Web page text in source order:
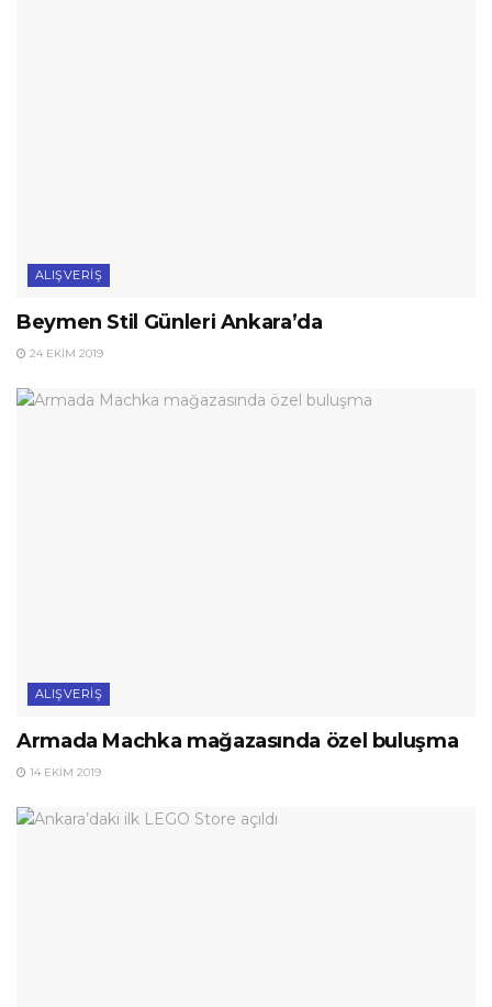
ALIŞVERIŞ
Beymen Stil Günleri Ankara’da
24 EKIM 2019
ALIŞVERIŞ
Armada Machka mağazasında özel buluşma
14 EKIM 2019